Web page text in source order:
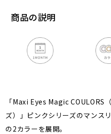
商品の説明
「Maxi Eyes Magic COULORS
ズ）」ピンクシリーズのマンス
の2カラーを展開。